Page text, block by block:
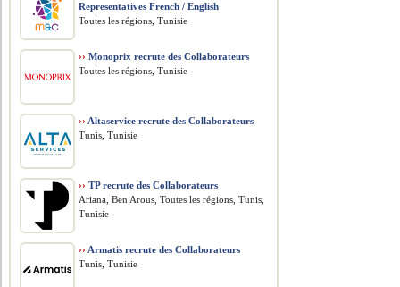
Representatives French / English
Toutes les régions, Tunisie
›› Monoprix recrute des Collaborateurs
Toutes les régions, Tunisie
›› Altaservice recrute des Collaborateurs
Tunis, Tunisie
›› TP recrute des Collaborateurs
Ariana, Ben Arous, Toutes les régions, Tunis,
Tunisie
›› Armatis recrute des Collaborateurs
Tunis, Tunisie